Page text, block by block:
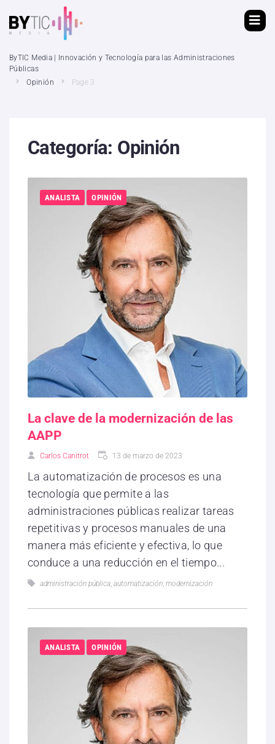
ByTIC Media | Innovación y Tecnología para las Administraciones
Públicas
Opinión
Page 3
Categoría: Opinión
ANALISTA OPINIÓN
La clave de la modernización de las
AAPP
Carlos Canitrot 13 de marzo de 2023
La automatización de procesos es una
tecnología que permite a las
administraciones públicas realizar tareas
repetitivas y procesos manuales de una
manera más eficiente y efectiva, lo que
conduce a una reducción en el tiempo...
administración pública automatización modernización
ANALISTA OPINIÓN